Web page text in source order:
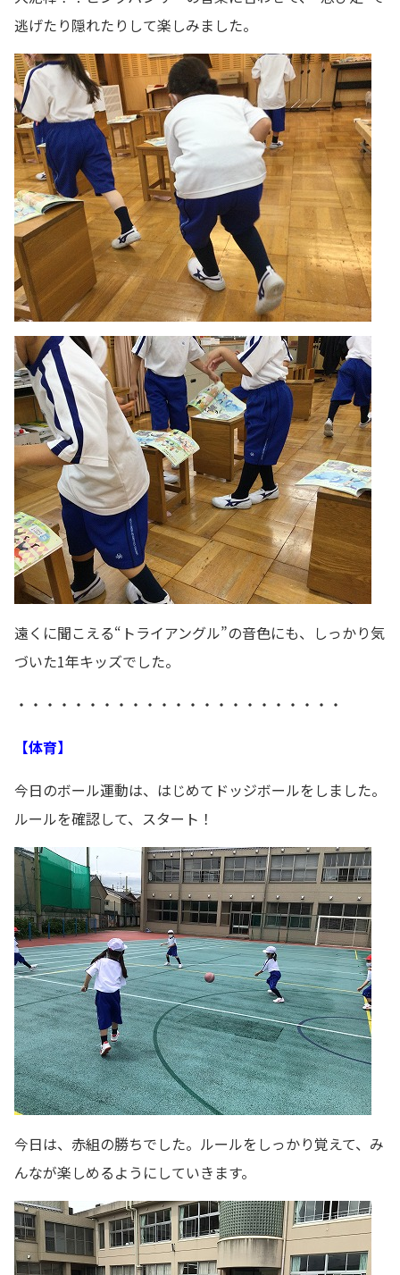
逃げたり隠れたりして楽しみました。
遠くに聞こえる“トライアングル”の音色にも、しっかり気
づいた1年キッズでした。
・・・・・・・・・・・・・・・・・・・・・・・
【体育】
今日のボール運動は、はじめてドッジボールをしました。
ルールを確認して、スタート！
今日は、赤組の勝ちでした。ルールをしっかり覚えて、み
んなが楽しめるようにしていきます。